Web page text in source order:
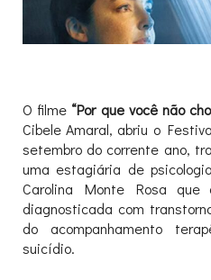
O filme “Por que você não
Cibele Amaral, abriu o
setembro do corrente ano,
uma estagiária de
Carolina Monte Rosa que
diagnosticada com
do acompanhamento
suicídio.